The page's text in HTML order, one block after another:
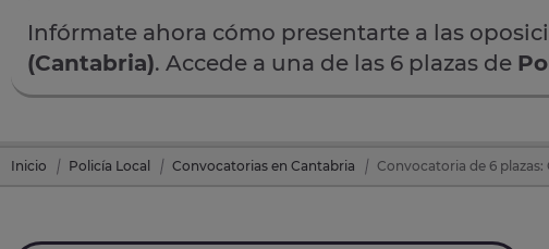
Infórmate ahora cómo presentarte a las
(Cantabria). Accede a una de las 6 plazas de
Inicio Policía Local Convocatorias en Cantabria Convocatoria de 6